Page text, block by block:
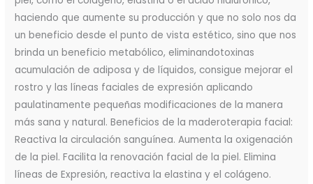
haciendo que aumente su producción y que no solo nos da
un beneficio desde el punto de vista estético, sino que nos
brinda un beneficio metabólico, eliminandotoxinas
acumulación de adiposa y de líquidos, consigue mejorar el
rostro y las líneas faciales de expresión aplicando
paulatinamente pequeñas modificaciones de la manera
más sana y natural. Beneficios de la maderoterapia facial:
Reactiva la circulación sanguínea. Aumenta la oxigenación
de la piel. Facilita la renovación facial de la piel. Elimina
líneas de Expresión, reactiva la elastina y el colágeno.